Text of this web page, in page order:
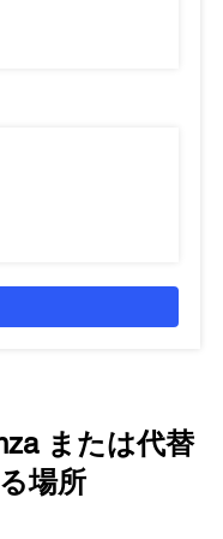
または代替
場所